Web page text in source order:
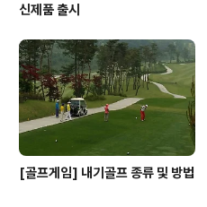
신제품 출시
[골프게임] 내기골프 종류 및 방법